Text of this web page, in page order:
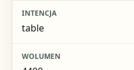
table